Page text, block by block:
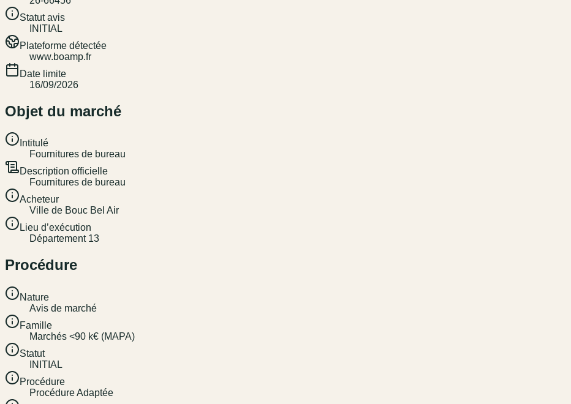
Statut avis
INITIAL
Plateforme détectée
www.boamp.fr
Date limite
16/09/2026
Objet du marché
Intitulé
Fournitures de bureau
Description officielle
Fournitures de bureau
Acheteur
Ville de Bouc Bel Air
Lieu d’exécution
Département 13
Procédure
Nature
Avis de marché
Famille
Marchés <90 k€ (MAPA)
Statut
INITIAL
Procédure
Procédure Adaptée